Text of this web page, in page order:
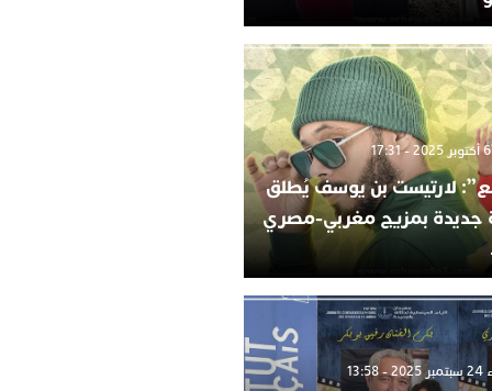
لارتيست بن يوسف يُطلق
جديدة بمزيج مغربي-مصري